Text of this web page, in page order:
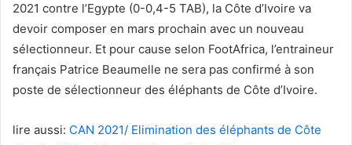
2021 contre l’Egypte (0-0,4-5 TAB), la Côte d’Ivoire va
devoir composer en mars prochain avec un nouveau
sélectionneur. Et pour cause selon FootAfrica, l’entraineur
français Patrice Beaumelle ne sera pas confirmé à son
poste de sélectionneur des éléphants de Côte d’Ivoire.
lire aussi: CAN 2021/ Elimination des éléphants de Côte